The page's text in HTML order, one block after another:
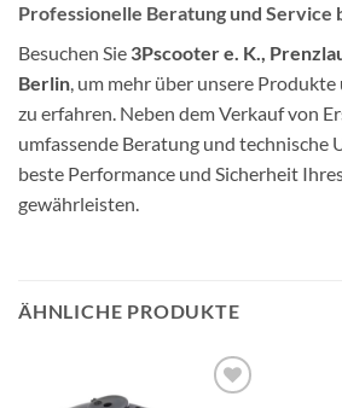
Professionelle Beratung und Service
Besuchen Sie 3Pscooter e. K.,
Berlin, um mehr über unsere
zu erfahren. Neben dem Verkauf von
umfassende Beratung und technische
beste Performance und Sicherheit
gewährleisten.
ÄHNLICHE PRODUKTE